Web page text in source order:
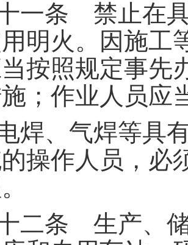
一条 禁止在
明火。因施工
按照规定事先
；作业人员应
焊、气焊等具
操作人员，必
二条 生产、